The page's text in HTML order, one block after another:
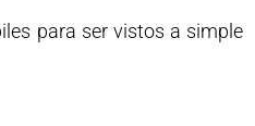
para ser vistos a simple